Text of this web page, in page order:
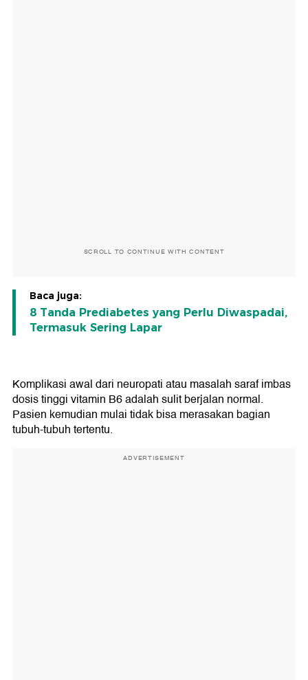
SCROLL TO CONTINUE WITH CONTENT
Baca juga:
8 Tanda Prediabetes yang Perlu Diwaspadai,
Termasuk Sering Lapar
Komplikasi awal dari neuropati atau masalah saraf imbas
dosis tinggi vitamin B6 adalah sulit berjalan normal.
Pasien kemudian mulai tidak bisa merasakan bagian
tubuh-tubuh tertentu.
ADVERTISEMENT